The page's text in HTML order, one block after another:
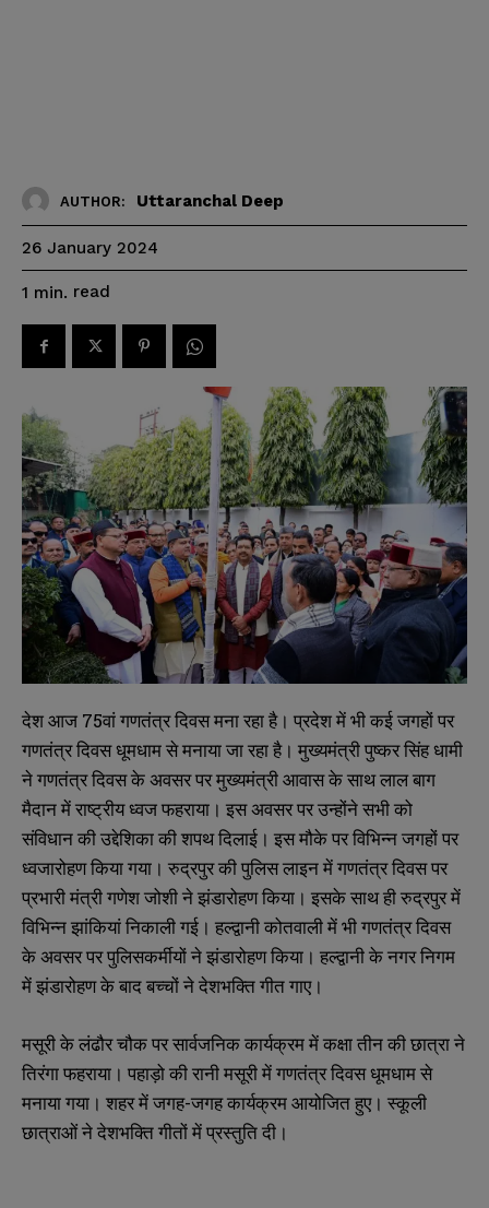
AUTHOR: Uttaranchal Deep
26 January 2024
1 min. read
देश आज 75वां गणतंत्र दिवस मना रहा है। प्रदेश में भी कई जगहों पर
गणतंत्र दिवस धूमधाम से मनाया जा रहा है। मुख्यमंत्री पुष्कर सिंह धामी
ने गणतंत्र दिवस के अवसर पर मुख्यमंत्री आवास के साथ लाल बाग
मैदान में राष्ट्रीय ध्वज फहराया। इस अवसर पर उन्होंने सभी को
संविधान की उद्देशिका की शपथ दिलाई। इस मौके पर विभिन्न जगहों पर
ध्वजारोहण किया गया। रुद्रपुर की पुलिस लाइन में गणतंत्र दिवस पर
प्रभारी मंत्री गणेश जोशी ने झंडारोहण किया। इसके साथ ही रुद्रपुर में
विभिन्न झांकियां निकाली गई। हल्द्वानी कोतवाली में भी गणतंत्र दिवस
के अवसर पर पुलिसकर्मीयों ने झंडारोहण किया। हल्द्वानी के नगर निगम
में झंडारोहण के बाद बच्चों ने देशभक्ति गीत गाए।
मसूरी के लंढौर चौक पर सार्वजनिक कार्यक्रम में कक्षा तीन की छात्रा ने
तिरंगा फहराया। पहाड़ो की रानी मसूरी में गणतंत्र दिवस धूमधाम से
मनाया गया। शहर में जगह-जगह कार्यक्रम आयोजित हुए। स्कूली
छात्राओं ने देशभक्ति गीतों में प्रस्तुति दी।